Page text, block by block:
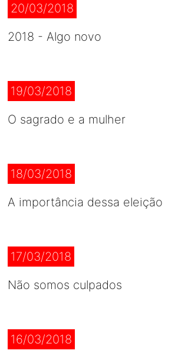
20/03/2018
2018 - Algo novo
19/03/2018
O sagrado e a mulher
18/03/2018
A importância dessa eleição
17/03/2018
Não somos culpados
16/03/2018